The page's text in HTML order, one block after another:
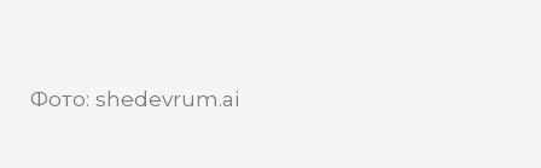
Фото: shedevrum.ai